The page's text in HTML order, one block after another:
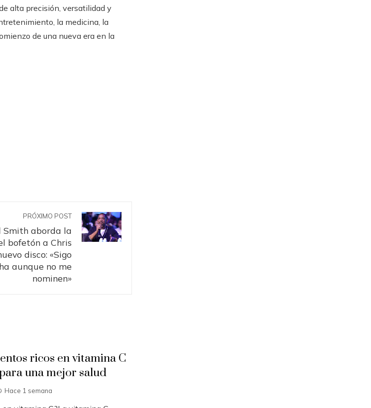
alta precisión, versatilidad y
la medicina, la
de una nueva era en la
PRÓXIMO POST
Smith aborda la
bofetón a Chris
disco: «Sigo
aunque no me
nominen»
ricos en vitamina C
una mejor salud
Hace 1 semana